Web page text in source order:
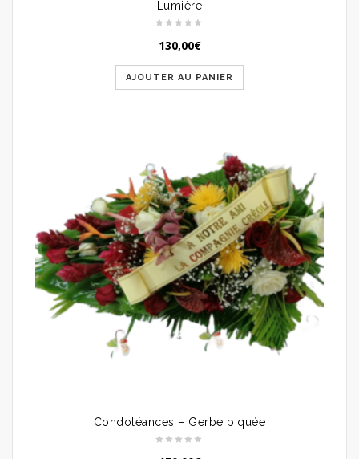
Lumière
130,00€
AJOUTER AU PANIER
Condoléances – Gerbe piquée